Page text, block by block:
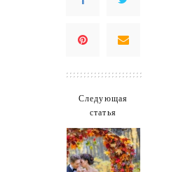
Следующая
статья